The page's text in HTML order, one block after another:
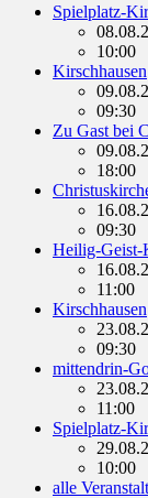
Spielplatz-
10:00
Kirschhausen
09:30
Zu Gast bei
18:00
09:30
Heilig-Geist-
11:00
Kirschhausen
09:30
mittendrin-
11:00
Spielplatz-
10:00
alle